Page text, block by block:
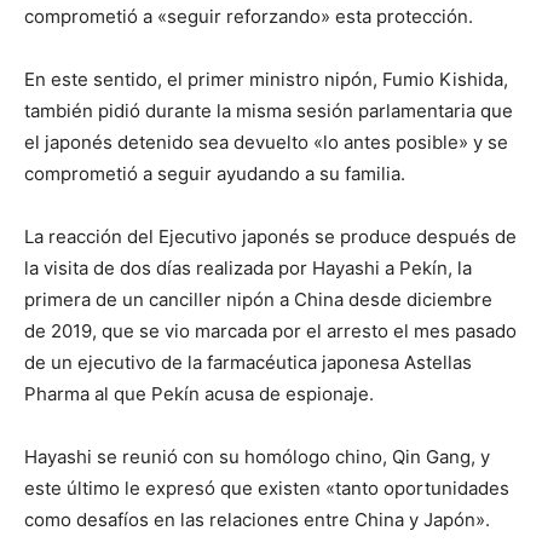
comprometió a «seguir reforzando» esta protección.
En este sentido, el primer ministro nipón, Fumio Kishida,
también pidió durante la misma sesión parlamentaria que
el japonés detenido sea devuelto «lo antes posible» y se
comprometió a seguir ayudando a su familia.
La reacción del Ejecutivo japonés se produce después de
la visita de dos días realizada por Hayashi a Pekín, la
primera de un canciller nipón a China desde diciembre
de 2019, que se vio marcada por el arresto el mes pasado
de un ejecutivo de la farmacéutica japonesa Astellas
Pharma al que Pekín acusa de espionaje.
Hayashi se reunió con su homólogo chino, Qin Gang, y
este último le expresó que existen «tanto oportunidades
como desafíos en las relaciones entre China y Japón».